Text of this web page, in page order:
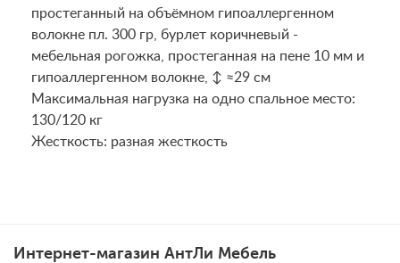
простеганный на объёмном гипоаллергенном
волокне пл. 300 гр, бурлет коричневый -
мебельная рогожка, простеганная на пене 10 мм и
гипоаллергенном волокне, ↕ ≈29 см
Maксимальная нагрузка на одно спальное место:
130/120 кг
Жесткость: разная жесткость
Интернет-магазин АнтЛи Мебель